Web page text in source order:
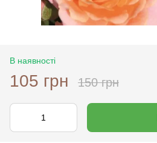
В наявності
105 грн 150 грн